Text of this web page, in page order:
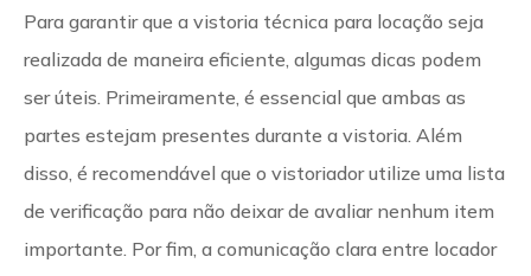
Para garantir que a vistoria técnica para locação seja
realizada de maneira eficiente, algumas dicas podem
ser úteis. Primeiramente, é essencial que ambas as
partes estejam presentes durante a vistoria. Além
disso, é recomendável que o vistoriador utilize uma lista
de verificação para não deixar de avaliar nenhum item
importante. Por fim, a comunicação clara entre locador